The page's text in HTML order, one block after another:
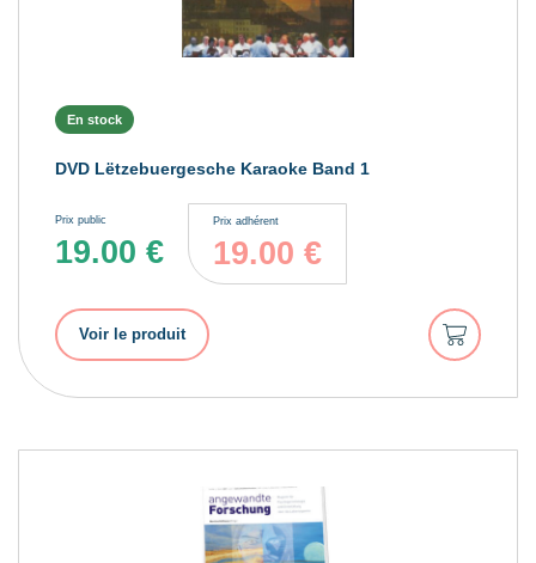
En stock
DVD Lëtzebuergesche Karaoke Band 1
Prix public
19.00 €
Prix adhérent
19.00 €
Voir le produit
Ajouter
au
panier